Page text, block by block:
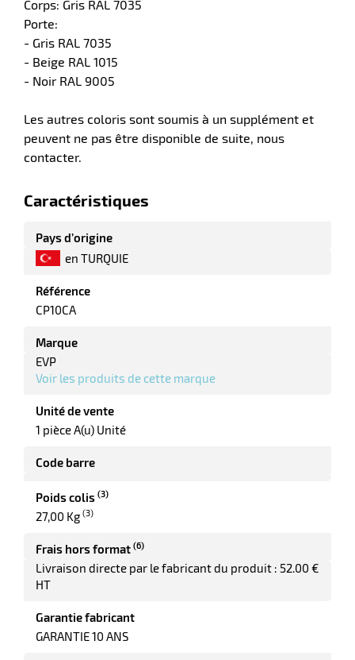
Corps: Gris RAL 7035
Porte:
- Gris RAL 7035
- Beige RAL 1015
- Noir RAL 9005
Les autres coloris sont soumis à un supplément et
peuvent ne pas être disponible de suite, nous
contacter.
Caractéristiques
Pays d’origine
en TURQUIE
Référence
CP10CA
Marque
EVP
Voir les produits de cette marque
Unité de vente
1 pièce A(u) Unité
Code barre
Poids colis (3)
27,00 Kg (3)
Frais hors format (6)
Livraison directe par le fabricant du produit : 52.00 €
HT
Garantie fabricant
GARANTIE 10 ANS